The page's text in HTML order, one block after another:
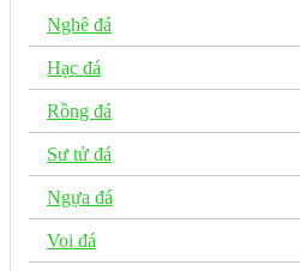
Nghê đá
Hạc đá
Rồng đá
Sư tử đá
Ngựa đá
Voi đá